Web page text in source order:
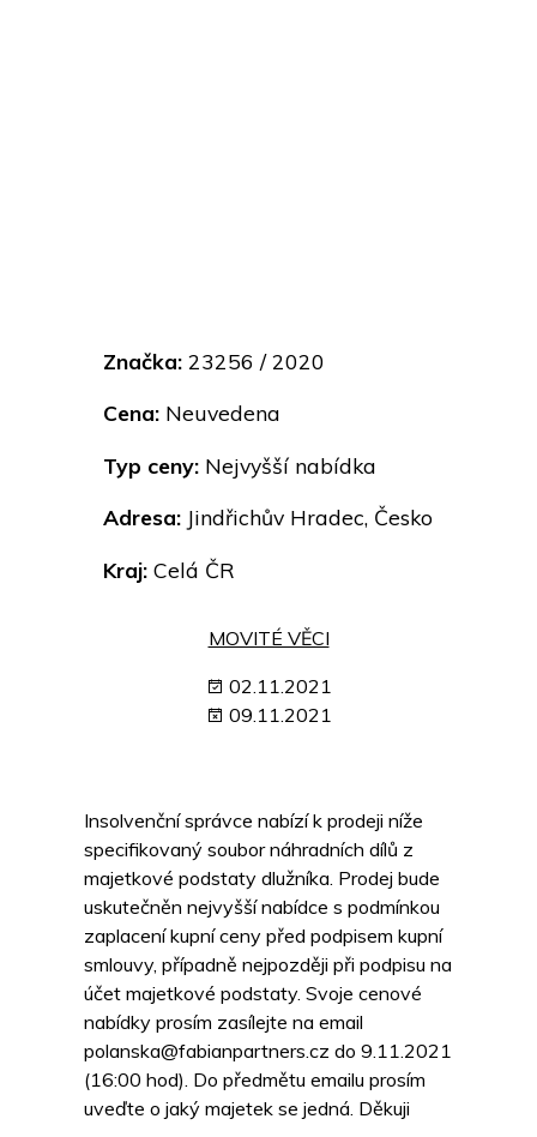
Značka: 23256 / 2020
Cena: Neuvedena
Typ ceny: Nejvyšší nabídka
Adresa: Jindřichův Hradec, Česko
Kraj: Celá ČR
MOVITÉ VĚCI
02.11.2021
09.11.2021
Insolvenční správce nabízí k prodeji níže
specifikovaný soubor náhradních dílů z
majetkové podstaty dlužníka. Prodej bude
uskutečněn nejvyšší nabídce s podmínkou
zaplacení kupní ceny před podpisem kupní
smlouvy, případně nejpozději při podpisu na
účet majetkové podstaty. Svoje cenové
nabídky prosím zasílejte na email
polanska@fabianpartners.cz do 9.11.2021
(16:00 hod). Do předmětu emailu prosím
uveďte o jaký majetek se jedná. Děkuji